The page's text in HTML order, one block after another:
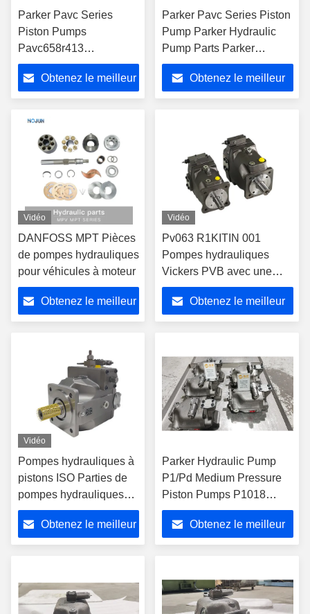
Parker Pavc Series
Piston Pumps
Pavc658r413
Pavc6592L42A13
Pavc6592L42h13
Pavc6592L42hm13
Hydraulic Pumps
Obtenez le meilleur
Parker Pavc Series Piston
Pump Parker Hydraulic
Pump Parts Parker
Hydraulic Products
Manufacturer
Obtenez le meilleur
Vidéo
DANFOSS MPT Pièces
de pompes hydrauliques
pour véhicules à moteur
Obtenez le meilleur
Vidéo
Pv063 R1KITIN 001
Pompes hydrauliques
Vickers PVB avec une
structure de plaque
d'étirement
Obtenez le meilleur
Vidéo
Pompes hydrauliques à
pistons ISO Parties de
pompes hydrauliques
Rexroth HZ-HFA4VSO
40DR/10R-PPB13N00
Obtenez le meilleur
Parker Hydraulic Pump
P1/Pd Medium Pressure
Piston Pumps P1018
P1028 P1045 P1060
P1075 P1100 P1140
Pd018 Pd028 Pd045
D140 Oil Pump
Obtenez le meilleur